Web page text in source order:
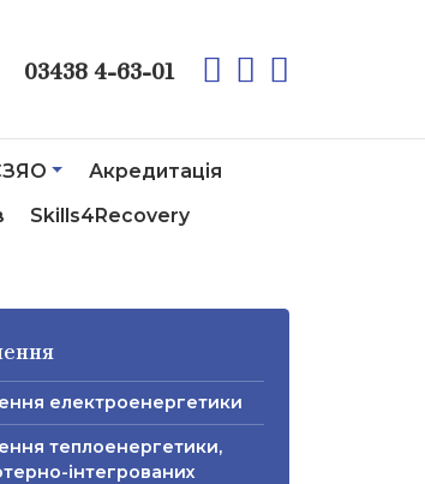
03438 4-63-01
Акредитація
Skills4Recovery
електроенергетики
теплоенергетики,
інтегрованих